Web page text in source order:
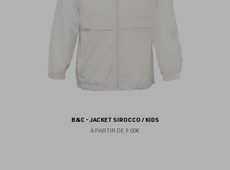
B&C - JACKET SIROCCO / KIDS
À PARTIR DE 9.00€